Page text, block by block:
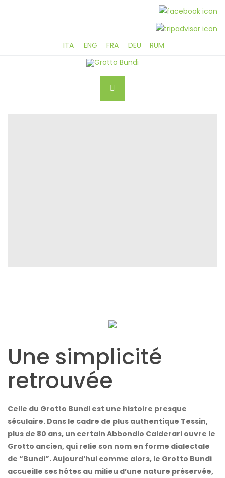
ITA ENG FRA DEU RUM
Une simplicité
retrouvée
Celle du Grotto Bundi est une histoire presque
séculaire. Dans le cadre de plus authentique Tessin,
plus de 80 ans, un certain Abbondio Calderari ouvre le
Grotto ancien, qui relie son nom en forme dialectale
de “Bundi”. Aujourd’hui comme alors, le Grotto Bundi
accueille ses hôtes au milieu d’une nature préservée,